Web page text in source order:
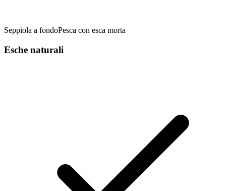
Seppiola a fondoPesca con esca morta
Esche naturali